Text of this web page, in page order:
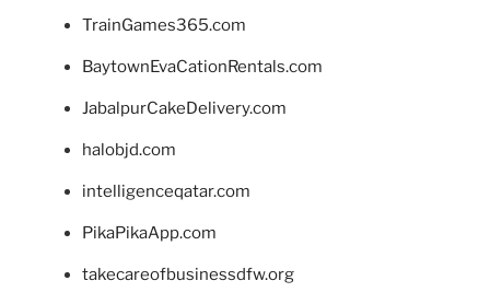
TrainGames365.com
BaytownEvaCationRentals.com
JabalpurCakeDelivery.com
halobjd.com
intelligenceqatar.com
PikaPikaApp.com
takecareofbusinessdfw.org